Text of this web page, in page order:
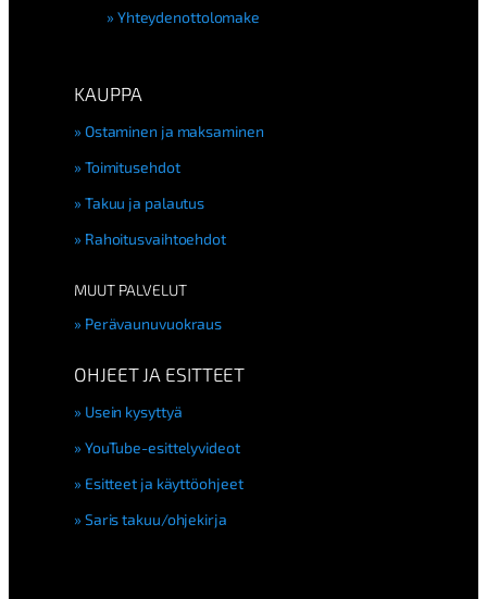
Yhteydenottolomake
KAUPPA
Ostaminen ja maksaminen
Toimitusehdot
Takuu ja palautus
Rahoitusvaihtoehdot
MUUT PALVELUT
Perävaunuvuokraus
OHJEET JA ESITTEET
Usein kysyttyä
YouTube-esittelyvideot
Esitteet ja käyttöohjeet
Saris takuu/ohjekirja